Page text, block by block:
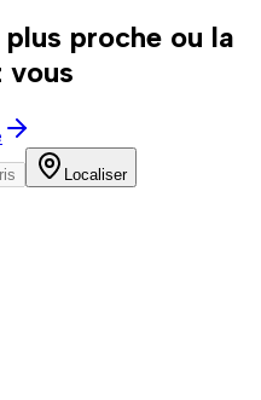
proche ou la
vous
Localiser